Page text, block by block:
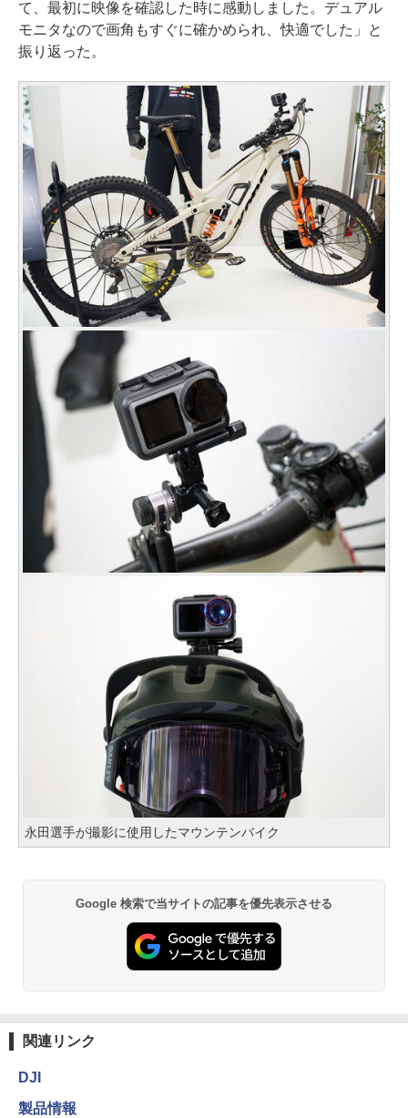
て、最初に映像を確認した時に感動しました。デュアル
モニタなので画角もすぐに確かめられ、快適でした」と
振り返った。
永田選手が撮影に使用したマウンテンバイク
Google 検索で当サイトの記事を優先表示させる
関連リンク
DJI
製品情報